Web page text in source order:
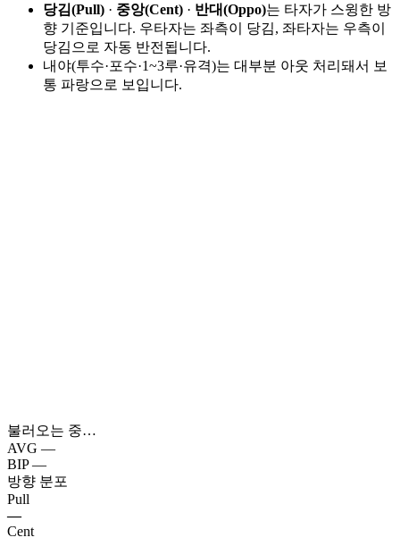
당김(Pull) · 중앙(Cent) · 반대(Oppo)는 타자가 스윙한 방
향 기준입니다. 우타자는 좌측이 당김, 좌타자는 우측이
당김으로 자동 반전됩니다.
내야(투수·포수·1~3루·유격)는 대부분 아웃 처리돼서 보
통 파랑으로 보입니다.
불러오는 중…
AVG —
BIP —
방향 분포
Pull
—
Cent